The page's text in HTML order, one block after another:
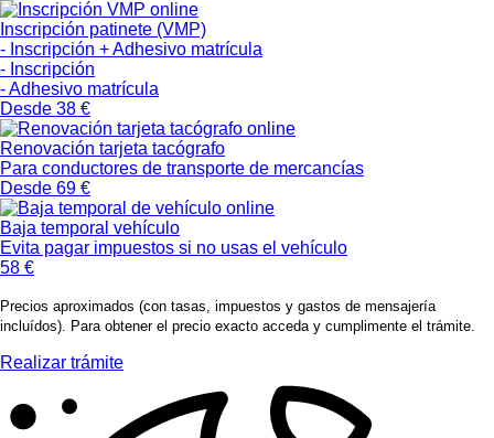
Inscripción patinete (VMP)
- Inscripción + Adhesivo matrícula
- Inscripción
- Adhesivo matrícula
Desde 38 €
Renovación tarjeta tacógrafo
Para conductores de transporte de mercancías
Desde 69 €
Baja temporal vehículo
Evita pagar impuestos si no usas el vehículo
58 €
Precios aproximados (con tasas, impuestos y gastos de mensajería
incluídos). Para obtener el precio exacto acceda y cumplimente el trámite.
Realizar trámite